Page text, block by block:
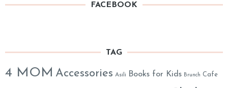
FACEBOOK
TAG
4 MOM Accessories Asili Books for Kids Brunch Cafe